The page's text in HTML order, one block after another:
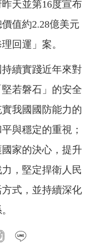
天並第16度宣布
值約2.28億美元
回運」案。
續實踐近年來對
若磐石」的安全
我國國防能力的
與穩定的重視；
家的決心，提升
，堅定捍衛人民
式，並持續深化
instagram